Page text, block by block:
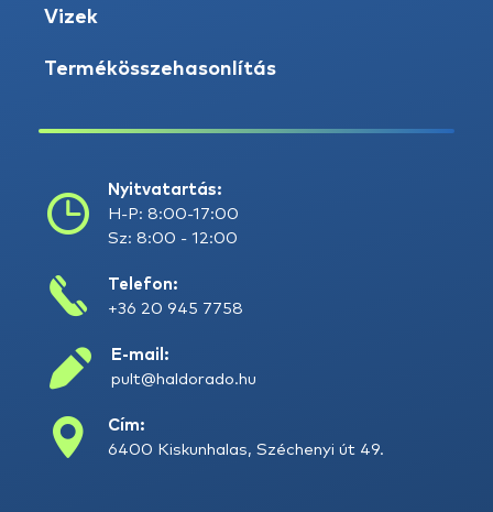
Vizek
Termékösszehasonlítás
Nyitvatartás:
H-P: 8:00-17:00
Sz: 8:00 - 12:00
Telefon:
+36 20 945 7758
E-mail:
pult@haldorado.hu
Cím:
6400 Kiskunhalas, Széchenyi út 49.